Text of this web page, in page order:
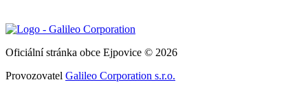
Oficiální stránka obce Ejpovice © 2026
Provozovatel Galileo Corporation s.r.o.